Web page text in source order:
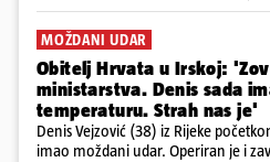
MOŽDANI UDAR
Obitelj Hrvata u Irskoj:
ministarstva. Denis sada
temperaturu. Strah nas je'
Denis Vejzović (38) iz Rijeke
imao moždani udar. Operiran je i